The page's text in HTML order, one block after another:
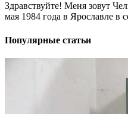
Здравствуйте! Меня зовут
мая 1984 года в Ярославле в
Популярные статьи